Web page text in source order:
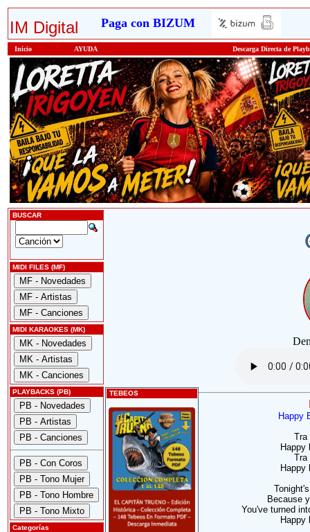
IM Digital Paga con BIZUM
Inicio AYUDA Descarga Directa de
BUSCAR
MIDI FILES (MF)
MIDI KARAOKES (MK)
PLAYBACKS (PB)
Categorías
TEBEOS
Happy
Tra
Happy
Tra
Happy
Because
You've turned
Happy